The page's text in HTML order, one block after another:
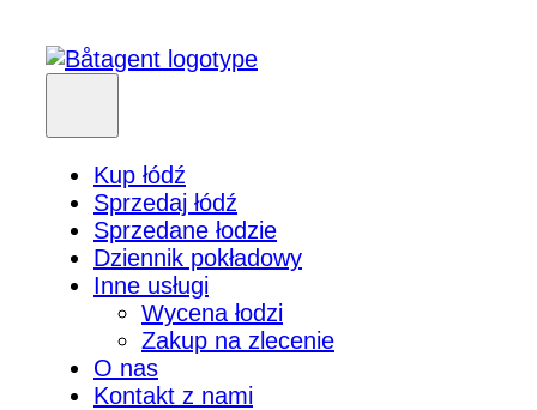
Kup łódź
Sprzedaj łódź
Sprzedane łodzie
Dziennik pokładowy
Inne usługi
Wycena łodzi
Zakup na zlecenie
O nas
Kontakt z nami